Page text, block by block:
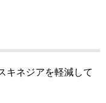
キネジアを軽減して